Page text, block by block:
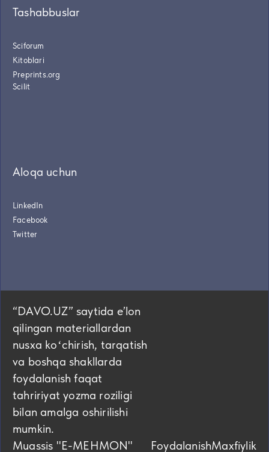
Tashabbuslar
Sciforum
Kitoblari
Preprints.org
Scilit
Aloqa uchun
LinkedIn
Facebook
Twitter
“DAVO.UZ” saytida eʼlon
qilingan materiallardan
nusxa koʻchirish, tarqatish
va boshqa shakllarda
foydalanish faqat
tahririyat yozma roziligi
bilan amalga oshirilishi
mumkin.
Muassis "E-MEHMON"
FoydalanishMaxfiylik